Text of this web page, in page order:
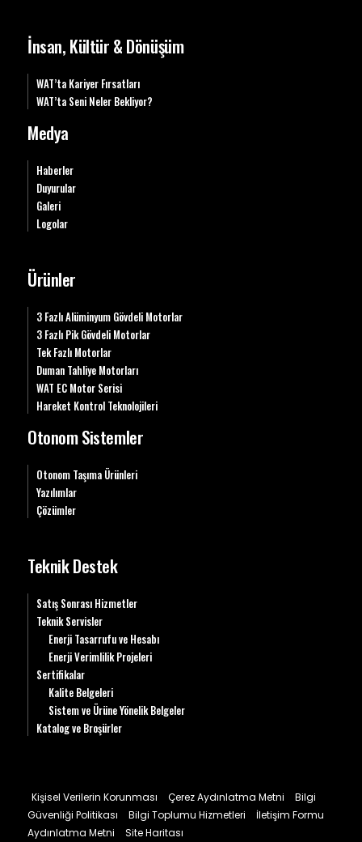
İnsan, Kültür & Dönüşüm
WAT’ta Kariyer Fırsatları
WAT’ta Seni Neler Bekliyor?
Medya
Haberler
Duyurular
Galeri
Logolar
Ürünler
3 Fazlı Alüminyum Gövdeli Motorlar
3 Fazlı Pik Gövdeli Motorlar
Tek Fazlı Motorlar
Duman Tahliye Motorları
WAT EC Motor Serisi
Hareket Kontrol Teknolojileri
Otonom Sistemler
Otonom Taşıma Ürünleri
Yazılımlar
Çözümler
Teknik Destek
Satış Sonrası Hizmetler
Teknik Servisler
Enerji Tasarrufu ve Hesabı
Enerji Verimlilik Projeleri
Sertifikalar
Kalite Belgeleri
Sistem ve Ürüne Yönelik Belgeler
Katalog ve Broşürler
Kişisel Verilerin Korunması Çerez Aydınlatma Metni
Bilgi
Güvenliği Politikası
Bilgi Toplumu Hizmetleri
İletişim Formu
Aydınlatma Metni
Site Haritası